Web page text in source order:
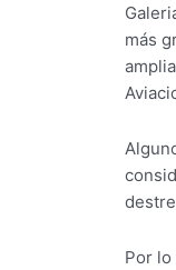
más
Por